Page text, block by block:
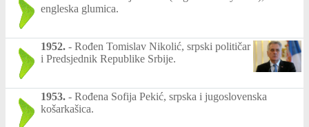
engleska glumica.
1952. - Rođen Tomislav Nikolić, srpski političar
i Predsjednik Republike Srbije.
1953. - Rođena Sofija Pekić, srpska i jugoslovenska
košarkašica.